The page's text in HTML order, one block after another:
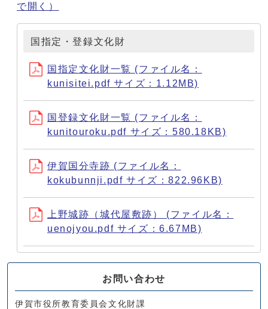
で開く）
国指定・登録文化財
国指定文化財一覧 (ファイル名：
kunisitei.pdf サイズ：1.12MB)
国登録文化財一覧 (ファイル名：
kunitouroku.pdf サイズ：580.18KB)
伊賀国分寺跡 (ファイル名：
kokubunnji.pdf サイズ：822.96KB)
上野城跡（城代屋敷跡） (ファイル名：
uenojyou.pdf サイズ：6.67MB)
お問い合わせ
伊賀市役所教育委員会文化財課